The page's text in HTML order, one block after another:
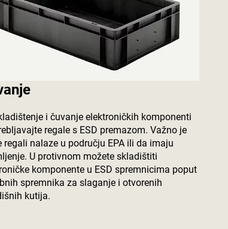
i čuvanje elektroničkih komponenti
regale s ESD premazom. Važno je
regali nalaze u području EPA ili da imaju
U protivnom možete skladištiti
komponente u ESD spremnicima poput
spremnika za slaganje i otvorenih
kutija.